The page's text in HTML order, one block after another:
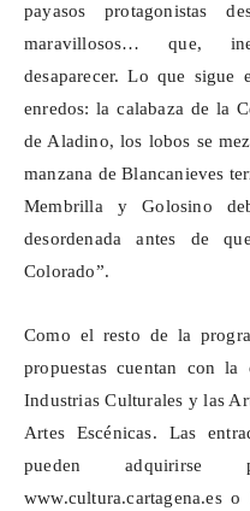
payasos protagonistas
maravillosos… que,
desaparecer. Lo que
enredos: la calabaza de la
de Aladino, los lobos se
manzana de Blancanieves
Membrilla y Golosino
desordenada antes de
Colorado”.
Como el resto de la
propuestas cuentan con
Industrias Culturales y las
Artes Escénicas. Las
pueden
www.cultura.cartagena.eso